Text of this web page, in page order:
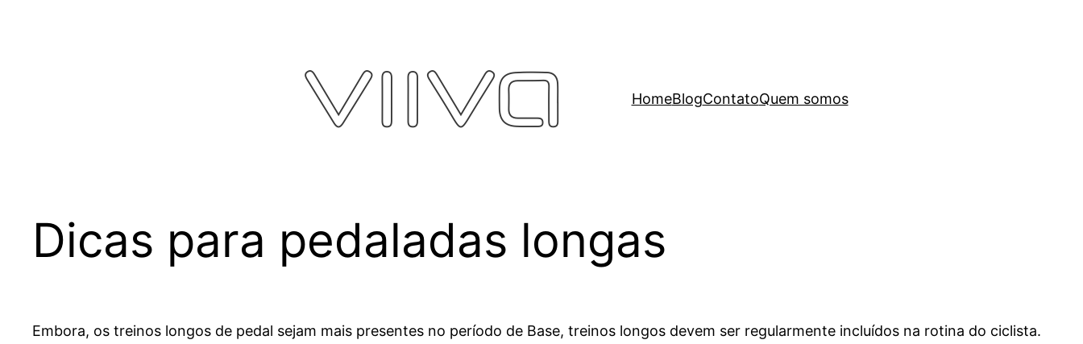
HomeBlogContatoQuem somos
Dicas para pedaladas longas
Embora, os treinos longos de pedal sejam mais presentes no período de Base, treinos longos devem ser regularmente incluídos na rotina do ciclista.